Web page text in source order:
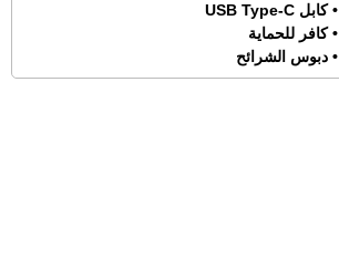
• كابل USB Type-C
• كافر للحماية
• دبوس الشرائح